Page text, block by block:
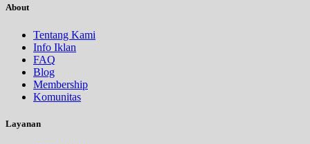
About
Tentang Kami
Info Iklan
FAQ
Blog
Membership
Komunitas
Layanan